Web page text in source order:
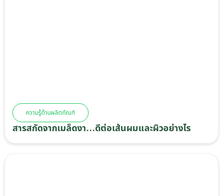
ความรู้ด้านผลิตภัณฑ์
สารสกัดจากเมล็ดงา…ดีต่อเส้นผมและผิวอย่างไร